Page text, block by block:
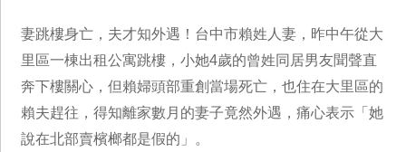
妻跳樓身亡，夫才知外遇！台中市賴姓人妻，昨中午從大
里區一棟出租公寓跳樓，小她4歲的曾姓同居男友聞聲直
奔下樓關心，但賴婦頭部重創當場死亡，也住在大里區的
賴夫趕往，得知離家數月的妻子竟然外遇，痛心表示「她
說在北部賣檳榔都是假的」。